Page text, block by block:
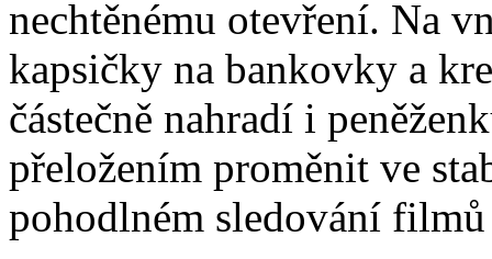
nechtěnému otevření. Na
kapsičky na bankovky a
částečně nahradí i
přeložením proměnit ve
pohodlném sledování